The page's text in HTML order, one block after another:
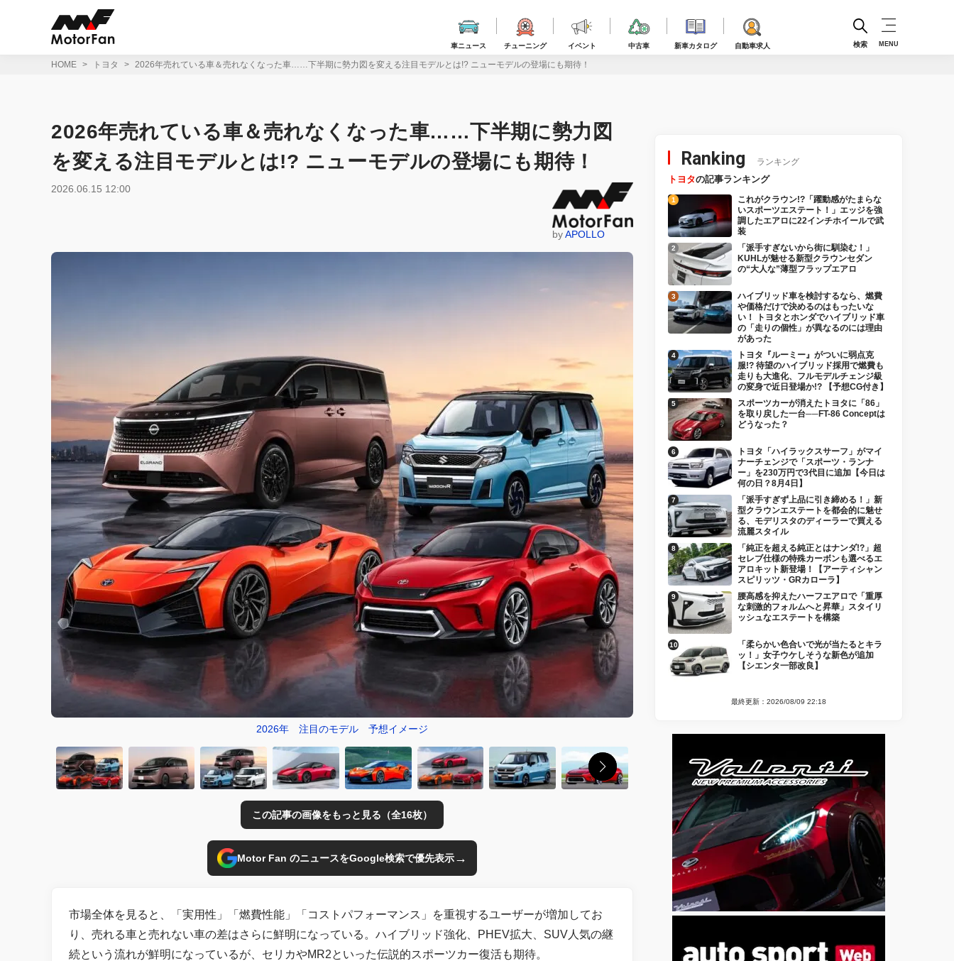
車ニュース チューニング イベント 中古車 新車カタログ 自動車求人 検索 MENU
HOME トヨタ 2026年売れている車＆売れなくなった車……下半期に勢力図を変える注目モデルとは!? ニューモデルの登場にも期待！
2026年売れている車＆売れなくなった車……下半期に勢力図
を変える注目モデルとは!? ニューモデルの登場にも期待！
2026.06.15 12:00
byAPOLLO
2026年 注目のモデル 予想イメージ
この記事の画像をもっと見る（全16枚）
Motor Fan のニュースをGoogle検索で優先表示→
市場全体を見ると、「実用性」「燃費性能」「コストパフォーマンス」を重視するユーザーが増加してお
り、売れる車と売れない車の差はさらに鮮明になっている。ハイブリッド強化、PHEV拡大、SUV人気の継
続という流れが鮮明になっているが、セリカやMR2といった伝説的スポーツカー復活も期待。
Ranking ランキング
トヨタの記事ランキング
これがクラウン!?「躍動感がたまらな
いスポーツエステート！」エッジを強
調したエアロに22インチホイールで武
装
「派手すぎないから街に馴染む！」
KUHLが魅せる新型クラウンセダン
の“大人な”薄型フラップエアロ
ハイブリッド車を検討するなら、燃費
や価格だけで決めるのはもったいな
い！ トヨタとホンダでハイブリッド車
の「走りの個性」が異なるのには理由
があった
トヨタ『ルーミー』がついに弱点克
服!? 待望のハイブリッド採用で燃費も
走りも大進化、フルモデルチェンジ級
の変身で近日登場か!? 【予想CG付き】
スポーツカーが消えたトヨタに「86」
を取り戻した一台──FT-86 Conceptは
どうなった？
トヨタ「ハイラックスサーフ」がマイ
ナーチェンジで「スポーツ・ランナ
ー」を230万円で3代目に追加【今日は
何の日？8月4日】
「派手すぎず上品に引き締める！」新
型クラウンエステートを都会的に魅せ
る、モデリスタのディーラーで買える
流麗スタイル
「純正を超える純正とはナンダ!?」超
セレブ仕様の特殊カーボンも選べるエ
アロキット新登場！【アーティシャン
スピリッツ・GRカローラ】
腰高感を抑えたハーフエアロで「重厚
な刺激的フォルムへと昇華」スタイリ
ッシュなエステートを構築
「柔らかい色合いで光が当たるとキラ
ッ！」女子ウケしそうな新色が追加
【シエンタ一部改良】
最終更新：2026/08/09 22:18